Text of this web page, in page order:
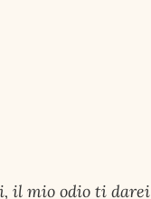
il mio odio ti darei